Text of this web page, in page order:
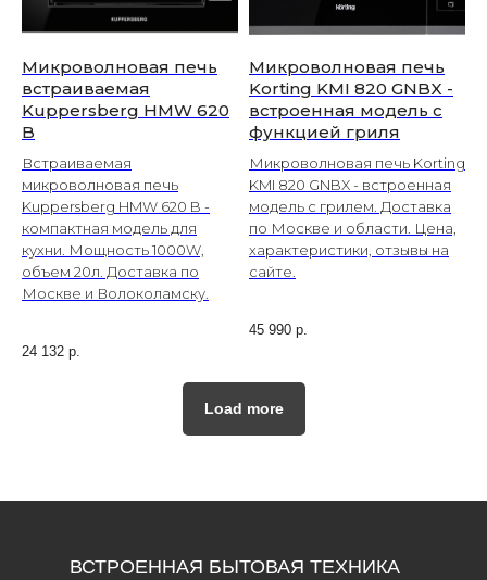
Микроволновая печь
встраиваемая
Kuppersberg HMW 620
B
Встраиваемая
микроволновая печь
Kuppersberg HMW 620 B -
компактная модель для
кухни. Мощность 1000W,
объем 20л. Доставка по
Москве и Волоколамску.
24 132 р.
Микроволновая печь
Korting KMI 820 GNBX -
встроенная модель с
функцией гриля
Микроволновая печь Korting
KMI 820 GNBX - встроенная
модель с грилем. Доставка
по Москве и области. Цена,
характеристики, отзывы на
сайте.
45 990 р.
Load more
ВСТРОЕННАЯ БЫТОВАЯ ТЕХНИКА